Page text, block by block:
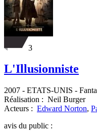
3
L'Illusionniste
2007 - ETATS-UNIS -
Réalisation : Neil Burger
Acteurs : Edward Norton,
avis du public :